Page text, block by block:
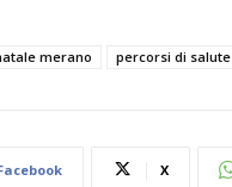
merano percorsi di salute
X